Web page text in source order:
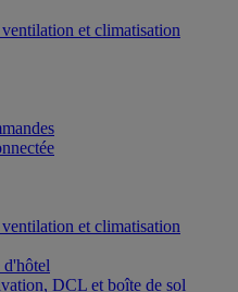
et climatisation
et climatisation
d'hôtel
DCL et boîte de sol